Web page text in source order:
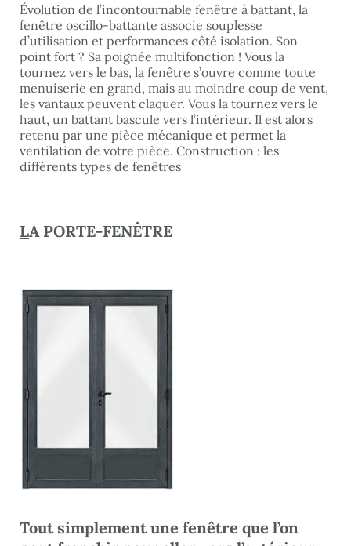
Évolution de l’incontournable fenêtre à battant, la
fenêtre oscillo-battante associe souplesse
d’utilisation et performances côté isolation. Son
point fort ? Sa poignée multifonction ! Vous la
tournez vers le bas, la fenêtre s’ouvre comme toute
menuiserie en grand, mais au moindre coup de vent,
les vantaux peuvent claquer. Vous la tournez vers le
haut, un battant bascule vers l’intérieur. Il est alors
retenu par une pièce mécanique et permet la
ventilation de votre pièce. Construction : les
différents types de fenêtres
LA PORTE-FENÊTRE
Tout simplement une fenêtre que l’on